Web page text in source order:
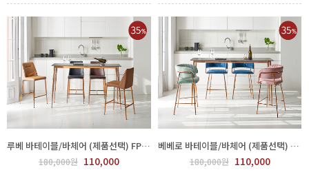
루베 바테이블/바체어 (제품선택) FPP115-0006
180,000원 110,000
베베로 바테이블/바체어 (제품선택) FPP116-0006
180,000원 110,000